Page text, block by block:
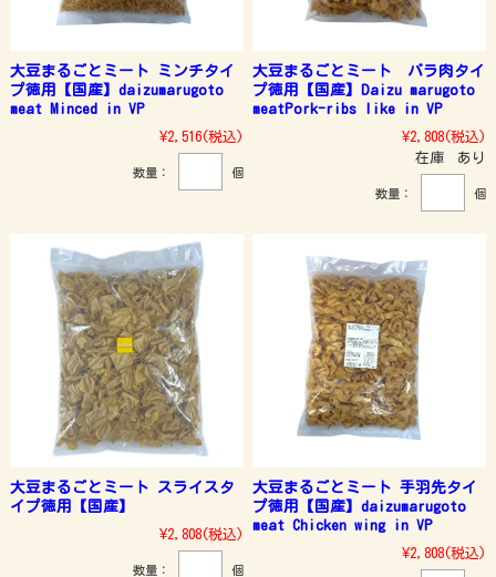
大豆まるごとミート ミンチタイ
プ徳用【国産】daizumarugoto
meat Minced in VP
¥2,516(税込)
数量： 個
大豆まるごとミート バラ肉タイ
プ徳用【国産】Daizu marugoto
meatPork-ribs like in VP
¥2,808(税込)
在庫 あり
数量： 個
大豆まるごとミート スライスタ
イプ徳用【国産】
¥2,808(税込)
数量： 個
大豆まるごとミート 手羽先タイ
プ徳用【国産】daizumarugoto
meat Chicken wing in VP
¥2,808(税込)